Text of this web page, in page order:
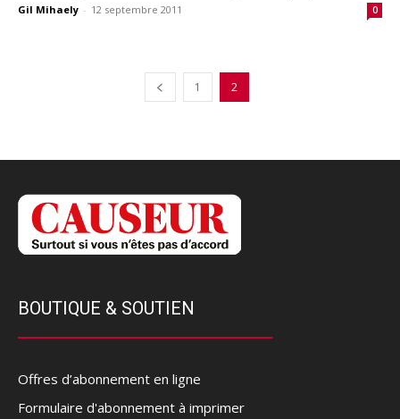
Gil Mihaely - 12 septembre 2011 0
1 2
BOUTIQUE & SOUTIEN
Offres d’abonnement en ligne
Formulaire d'abonnement à imprimer